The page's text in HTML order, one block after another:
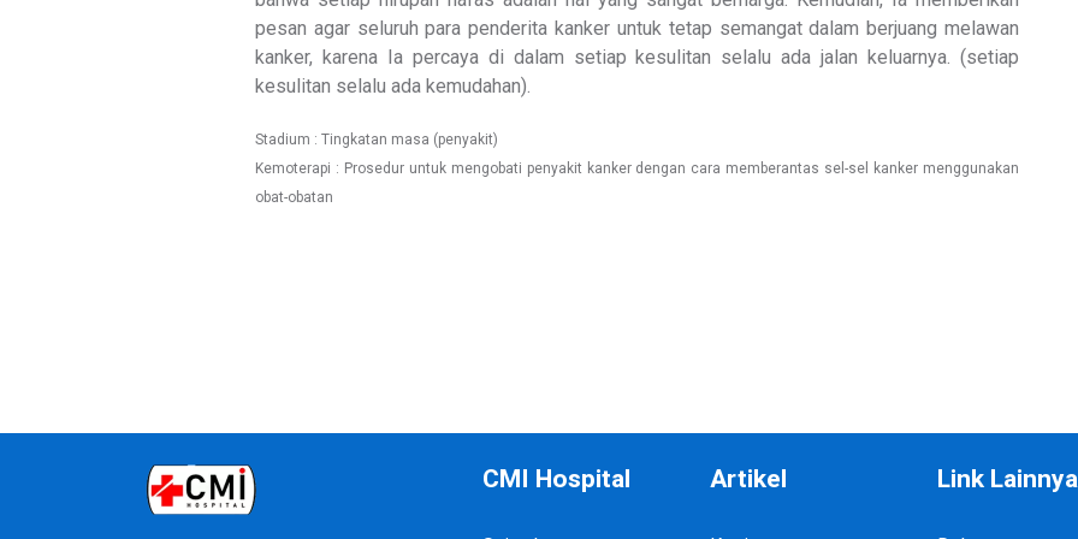
pesan agar seluruh para penderita kanker untuk tetap semangat dalam berjuang melawan
kanker, karena Ia percaya di dalam setiap kesulitan selalu ada jalan keluarnya. (setiap
kesulitan selalu ada kemudahan).
Stadium : Tingkatan masa (penyakit)
Kemoterapi : Prosedur untuk mengobati penyakit kanker dengan cara memberantas sel-sel kanker menggunakan
obat-obatan
CMI Hospital Artikel Link Lainnya